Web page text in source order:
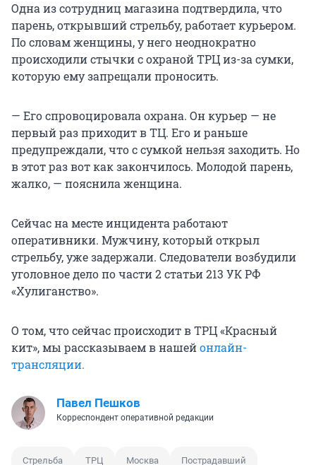
Одна из сотрудниц магазина подтвердила, что
парень, открывший стрельбу, работает курьером.
По словам женщины, у него неоднократно
происходили стычки с охраной ТРЦ из-за сумки,
которую ему запрещали проносить.
— Его спровоцировала охрана. Он курьер — не
первый раз приходит в ТЦ. Его и раньше
предупреждали, что с сумкой нельзя заходить. Но
в этот раз вот как закончилось. Молодой парень,
жалко, — пояснила женщина.
Сейчас на месте инцидента работают
оперативники. Мужчину, который открыл
стрельбу, уже задержали. Следователи возбудили
уголовное дело по части 2 статьи 213 УК РФ
«Хулиганство».
О том, что сейчас происходит в ТРЦ «Красный
кит», мы рассказываем в нашейонлайн-
трансляции.
Павел Пешков
Корреспондент оперативной редакции
Стрельба ТРЦ Москва Пострадавший